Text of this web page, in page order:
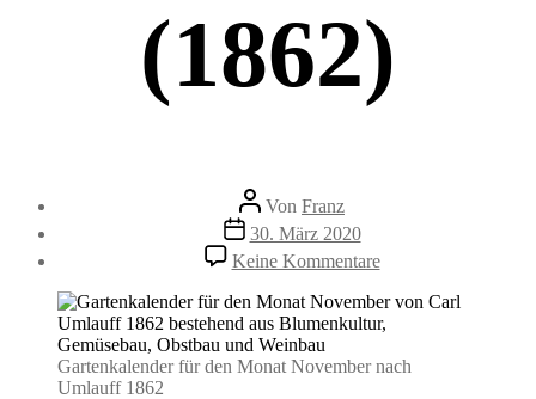
(1862)
Beitragsautor
Von Franz
Beitragsdatum
30. März 2020
Keine Kommentarezu
Gartenarbeiten
im
November.
(1862)
Gartenkalender für den Monat November nach
Umlauff 1862